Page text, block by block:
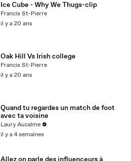
Ice Cube - Why We Thugs-clip
Francis St-Pierre
il y a 20 ans
Oak Hill Vs Irish college
Francis St-Pierre
il y a 20 ans
Quand tu regardes un match de foot
avec ta voisine
Laury Aucalme
il y a 4 semaines